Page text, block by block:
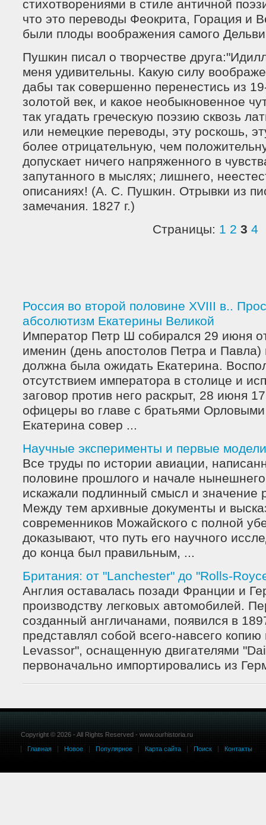
стихотворениями в стиле античной
что это переводы Феокрита, Горация и
были плоды воображения самого
Пушкин писал о творчестве
меня удивительны. Какую силу
дабы так совершенно перенестись из
золотой век, и какое необыкновенное
так угадать греческую поэзию сквозь
или немецкие переводы, эту роскошь,
более отрицательную, чем
допускает ничего напряженного в
запутанного в мыслях; лишнего,
описаниях! (А. С. Пушкин. Отрывки из
замечания. 1827 г.)
Страницы: 1 2 3 4
Россия во второй половине ХVIII в..
абсолютизм Екатерины Великой
Император Петр Ш собирался 29 июня
именин (день апостолов Петра и Павла)
должна была ожидать Екатерина.
отсутствием императора в столице и
заговор против него раскрыт, 28 июня
офицеры во главе с братьями
Екатерина совер ...
Научные эксперименты и первые модели
Все труды по истории авиации,
половине прошлого и начале
искажали подлинный смысл и значение
Между тем архивные документы и
современников Можайского с полной
доказывают, что путь его научного
до конца был правильным, ...
Британия: от "Lanchester" до "Rolls-
Англия оставалась позади Франции и
производству легковых автомобилей.
созданный англичанами, появился в
представлял собой всего-навсего
Levassor", оснащенную двигателями
первоначально импортировались из
Copyright © 2026 - All Rights Reserved - www.ourhistoria.ru
Главная
Новое Популярное Карта сайта Поиск Контакты